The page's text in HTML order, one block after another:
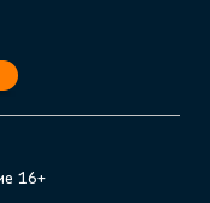
16+